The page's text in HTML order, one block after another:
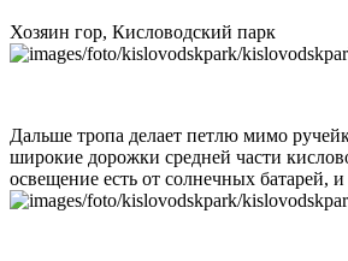
Хозяин гор, Кисловодский парк
Дальше тропа делает петлю мимо
широкие дорожки средней части
освещение есть от солнечных батарей,